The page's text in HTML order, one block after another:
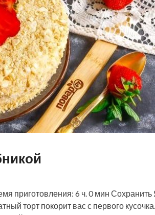
приготовления: 6 ч. 0 мин Сохранить
торт покорит вас с первого